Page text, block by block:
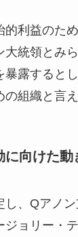
的利益のた
大統領とみ
暴露すると
組織と言え
向けた動
、Qアノ
ョリー・